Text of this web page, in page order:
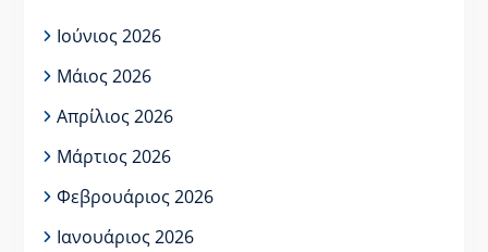
Ιούνιος 2026
Μάιος 2026
Απρίλιος 2026
Μάρτιος 2026
Φεβρουάριος 2026
Ιανουάριος 2026